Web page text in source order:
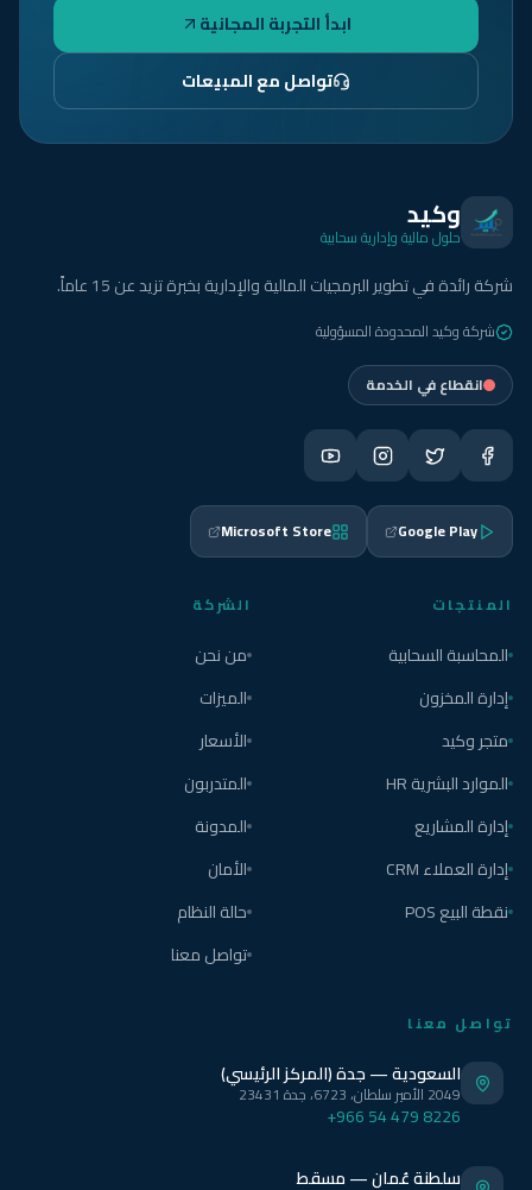
ابدأ التجربة المجانية
تواصل مع المبيعات
وكيد
حلول مالية وإدارية سحابية
شركة رائدة في تطوير البرمجيات المالية والإدارية بخبرة تزيد عن 15 عاماً.
شركة وكيد المحدودة المسؤولية
انقطاع في الخدمة
Google Play
Microsoft Store
المنتجات
المحاسبة السحابية
إدارة المخزون
متجر وكيد
الموارد البشرية HR
إدارة المشاريع
إدارة العملاء CRM
نقطة البيع POS
الشركة
من نحن
الميزات
الأسعار
المتدربون
المدونة
الأمان
حالة النظام
تواصل معنا
تواصل معنا
السعودية — جدة (المركز الرئيسي)
2049 الأمير سلطان، 6723، جدة 23431
+966 54 479 8226
سلطنة عُمان — مسقط